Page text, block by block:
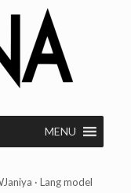
MENU
· Lang model